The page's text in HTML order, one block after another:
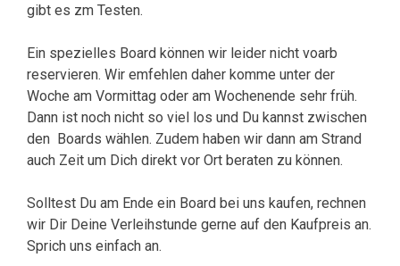
gibt es zm Testen.
Ein spezielles Board können wir leider nicht voarb
reservieren. Wir emfehlen daher komme unter der
Woche am Vormittag oder am Wochenende sehr früh.
Dann ist noch nicht so viel los und Du kannst zwischen
den Boards wählen. Zudem haben wir dann am Strand
auch Zeit um Dich direkt vor Ort beraten zu können.
Solltest Du am Ende ein Board bei uns kaufen, rechnen
wir Dir Deine Verleihstunde gerne auf den Kaufpreis an.
Sprich uns einfach an.